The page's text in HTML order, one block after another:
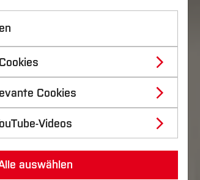
Cookies
Videos
auswählen